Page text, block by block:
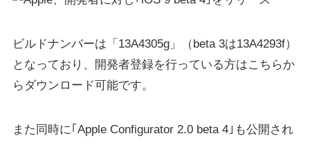
ビルドナンバーは「13A4305g」（beta 3は13A4293f）
となっており、開発者登録を行っている方はこちらか
らダウンロード可能です。
また同時に｢Apple Configurator 2.0 beta 4｣も公開され